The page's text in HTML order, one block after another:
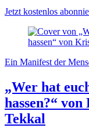
Jetzt kostenlos
Ein Manifest der
„Wer hat
hassen?“
Tekkal